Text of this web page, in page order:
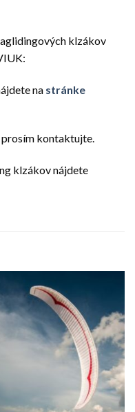
klzákov
na stránke
prosím kontaktujte.
klzákov nájdete